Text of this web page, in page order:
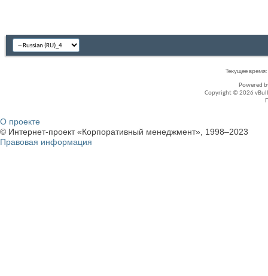
Текущее время:
Powered
Copyright © 2026
О проекте
© Интернет-проект «Корпоративный менеджмент», 1998–2023
Правовая информация